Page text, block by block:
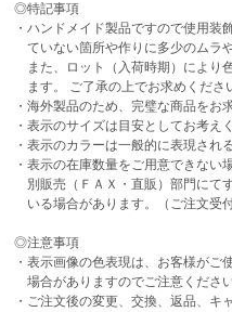
◎特記事項
・ハンドメイド製品ですので使用装
ていない箇所や作りに多少のムラ
また、ロット（入荷時期）により
ます。 ご了承の上でお求めくださ
・海外製品のため、完璧な商品をお
・表示のサイズは目安としてお考え
・表示のカラーは一般的に表現され
・表示の在庫数量をご用意できな
別販売（ＦＡＸ・直販）部門にて
いる場合があります。（ご注文受
◎注意事項
・表示画像の色表現は、お客様がご
場合がありますのでご注意くださ
・ご注文後の変更、交換、返品、キ